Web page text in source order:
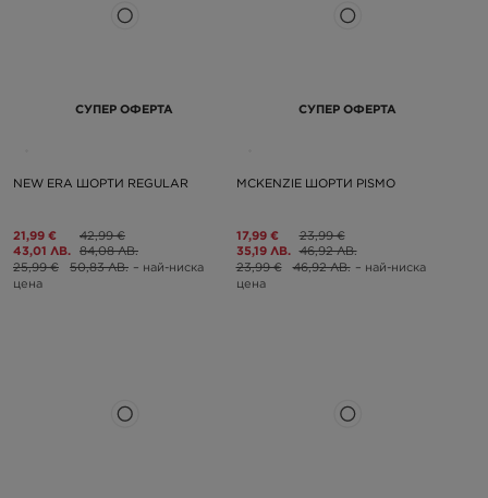
СУПЕР ОФЕРТА
NEW ERA ШОРТИ REGULAR
21,99 €
43,01 ЛВ.
42,99 €
84,08 ЛВ.
25,99 €
50,83 ЛВ. – най-ниска
цена
СУПЕР ОФЕРТА
MCKENZIE ШОРТИ PISMO
17,99 €
35,19 ЛВ.
23,99 €
46,92 ЛВ.
23,99 €
46,92 ЛВ. – най-ниска
цена